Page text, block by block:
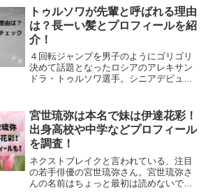
は誰なのか気になるところ。どんな経歴
の持ち主なのか？沢城み...
トゥルソワが先輩と呼ばれる理由
は？長ーい髪とプロフィールを紹
介！
４回転ジャンプを男子のようにゴリゴリ
決めて話題となったロシアのアレキサン
ドラ・トゥルソワ選手。シニアデビュー
めました。そのアレキサンドラ・トゥル
ソワ選手がなぜかトゥルソワ...
宮世琉弥は本名で妹は伊達花彩！
出身高校や中学などプロフィール
を調査！
ネクストブレイクと言われている、注目
の若手俳優の宮世琉弥さん。宮世琉弥さ
んの名前はちょっと最初は読めないです